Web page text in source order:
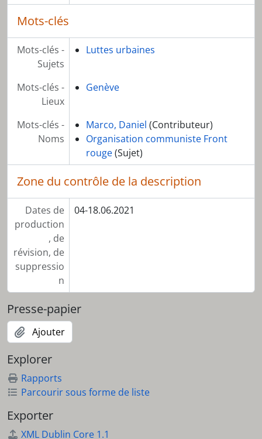
Mots-clés
Mots-clés -
Sujets
Luttes urbaines
Mots-clés -
Lieux
Genève
Mots-clés -
Noms
Marco, Daniel (Contributeur)
Organisation communiste Front
rouge(Sujet)
Zone du contrôle de la description
Dates de
production
, de
révision, de
suppressio
n
04-18.06.2021
Presse-papier
Ajouter
Explorer
Rapports
Parcourir sous forme de liste
Exporter
XML Dublin Core 1.1